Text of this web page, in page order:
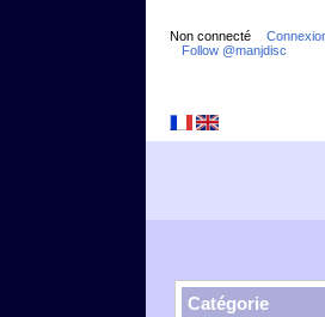
Non connecté
Follow @manjdisc
Catégorie